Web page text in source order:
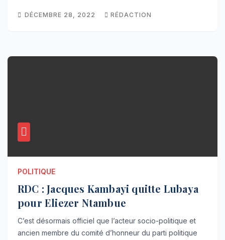
DÉCEMBRE 28, 2022 RÉDACTION
POLITIQUE
RDC : Jacques Kambayi quitte Lubaya
pour Eliezer Ntambue
C’est désormais officiel que l’acteur socio-politique et
ancien membre du comité d’honneur du parti politique